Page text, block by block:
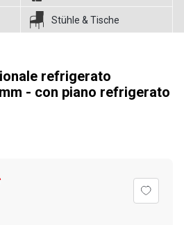
Stühle & Tische
refrigerato
- con piano refrigerato